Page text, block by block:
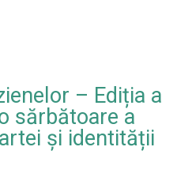
– Ediția a
sărbătoare a
și identității